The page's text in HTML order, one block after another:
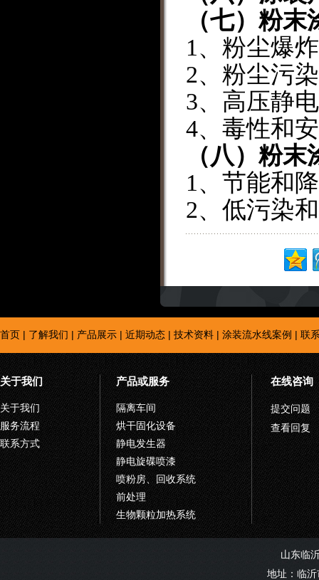
（七）粉
1、粉尘爆
2、粉尘污
3、高压静
4、毒性和
（八） 粉末
1、节能
2、低污染
首页 | 了解我们 | 产品展示 | 近期动态 | 技术资料 | 涂装流水线案例 | 联
关于我们
关于我们
服务流程
联系方式
产品或服务
隔离车间
烘干固化设备
静电发生器
静电旋碟喷漆
喷粉房、回收系统
前处理
生物颗粒加热系统
在线咨询
提交问题
查看回复
山东临
地址：临